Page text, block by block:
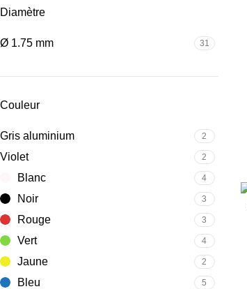
Diamètre
Ø 1.75 mm 31
Couleur
Gris aluminium 2
Violet 2
Blanc 4
Noir 3
Rouge 3
Vert 4
Jaune 2
Bleu 5